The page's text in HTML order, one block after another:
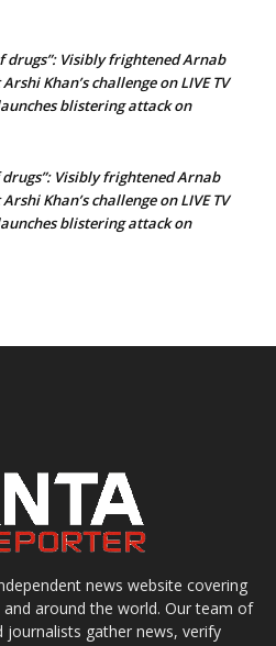
drugs”: Visibly frightened Arnab
Khan’s challenge on LIVE TV
blistering attack on
drugs”: Visibly frightened Arnab
Khan’s challenge on LIVE TV
blistering attack on
news website covering
around the world. Our team of
journalists gather news, verify